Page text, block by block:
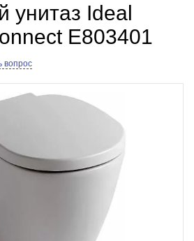
унитаз Ideal
E803401
вопрос